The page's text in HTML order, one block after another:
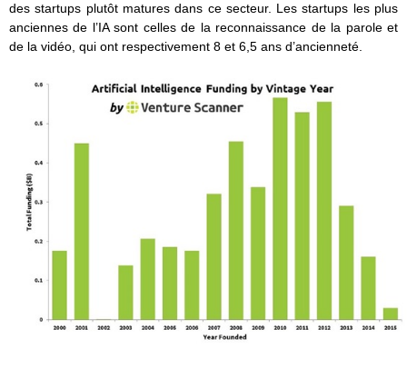
des startups plutôt matures dans ce secteur. Les startups les plus
anciennes de l’IA sont celles de la reconnaissance de la parole et
de la vidéo, qui ont respectivement 8 et 6,5 ans d’ancienneté.